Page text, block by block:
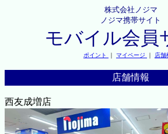
株式会社ノジマ
ノジマ携帯サイト
モバイル会員
ポイント ｜ マイページ ｜ 店舗
店舗情報
西友成増店